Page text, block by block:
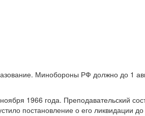
Минобороны РФ должно до 1
1966 года. Преподавательский
постановление о его ликвидации до